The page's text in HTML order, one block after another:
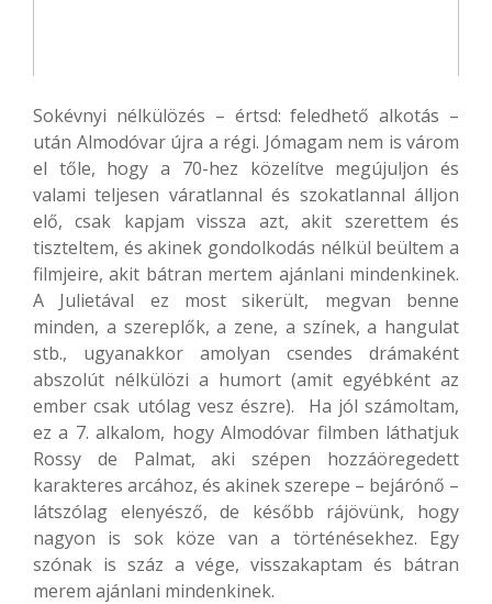
Sokévnyi nélkülözés – értsd: feledhető alkotás –
után Almodóvar újra a régi. Jómagam nem is várom
el tőle, hogy a 70-hez közelítve megújuljon és
valami teljesen váratlannal és szokatlannal álljon
elő, csak kapjam vissza azt, akit szerettem és
tiszteltem, és akinek gondolkodás nélkül beültem a
filmjeire, akit bátran mertem ajánlani mindenkinek.
A Julietával ez most sikerült, megvan benne
minden, a szereplők, a zene, a színek, a hangulat
stb., ugyanakkor amolyan csendes drámaként
abszolút nélkülözi a humort (amit egyébként az
ember csak utólag vesz észre). Ha jól számoltam,
ez a 7. alkalom, hogy Almodóvar filmben láthatjuk
Rossy de Palmat, aki szépen hozzáöregedett
karakteres arcához, és akinek szerepe – bejárónő –
látszólag elenyésző, de később rájövünk, hogy
nagyon is sok köze van a történésekhez. Egy
szónak is száz a vége, visszakaptam és bátran
merem ajánlani mindenkinek.